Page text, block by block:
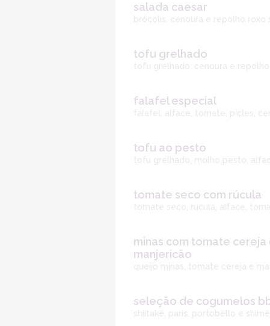
salada caesar
brócolis, cenoura e repolho
tofu grelhado
tofu grelhado, cenoura e
falafel especial
falafel, alface, tomate, picles,
tofu ao pesto
tofu grelhado, molho pesto,
tomate seco com rúcula
tomate seco, rúcula, alface,
minas com tomate cereja
manjericão
queijo minas, tomate cereja e
seleção de cogumelos
shiitake, paris, portobello e